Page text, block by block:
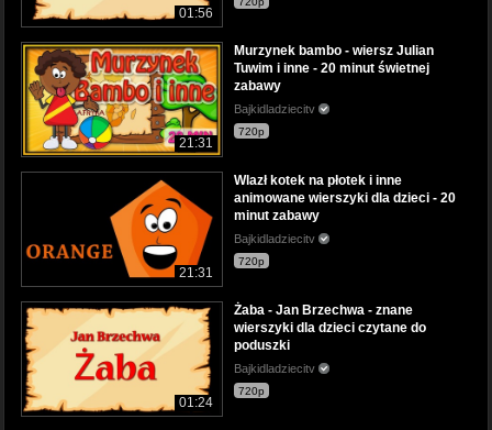
01:56
21:31
Murzynek bambo - wiersz Julian
Tuwim i inne - 20 minut świetnej
zabawy
Bajkidladziecitv
720p
21:31
Wlazł kotek na płotek i inne
animowane wierszyki dla dzieci - 20
minut zabawy
Bajkidladziecitv
720p
01:24
Żaba - Jan Brzechwa - znane
wierszyki dla dzieci czytane do
poduszki
Bajkidladziecitv
720p